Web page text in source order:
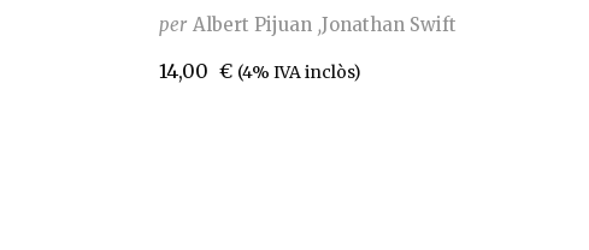
per Albert Pijuan Jonathan Swift
14,00 € (4% IVA inclòs)